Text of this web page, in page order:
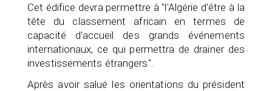
Cet édifice devra permettre à "l'Algérie d'être à la
tête du classement africain en termes de
capacité d'accueil des grands événements
internationaux, ce qui permettra de drainer des
investissements étrangers".
Après avoir salué les orientations du président